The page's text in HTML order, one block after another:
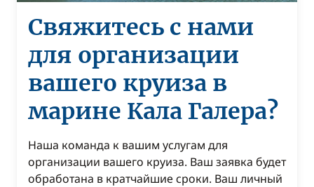
Свяжитесь с нами
для организации
вашего круиза в
марине Кала Галера?
Наша команда к вашим услугам для
организации вашего круиза. Ваш заявка будет
обработана в кратчайшие сроки. Ваш личный